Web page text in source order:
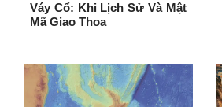
Váy Cổ: Khi Lịch Sử Và Mật
Mã Giao Thoa